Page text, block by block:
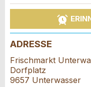
ANZEIGE
Firma / Organisation:
Adresszusatz:
ADRESSE
Frischmarkt
Dorfplatz
9657 Unterwasser